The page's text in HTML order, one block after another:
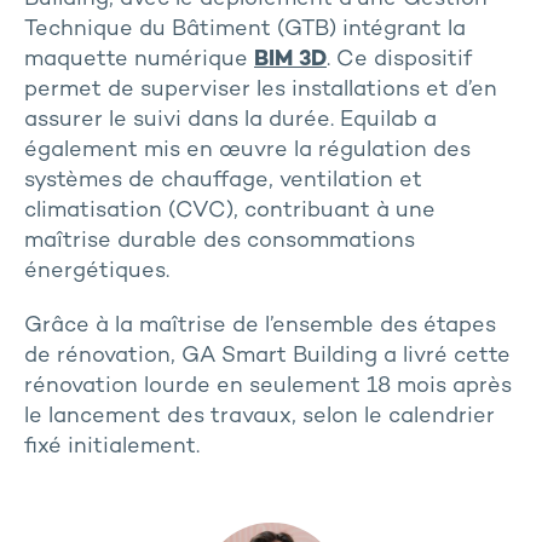
Technique du Bâtiment (GTB) intégrant la
maquette numérique BIM 3D. Ce dispositif
permet de superviser les installations et d’en
assurer le suivi dans la durée. Equilab a
également mis en œuvre la régulation des
systèmes de chauffage, ventilation et
climatisation (CVC), contribuant à une
maîtrise durable des consommations
énergétiques.
Grâce à la maîtrise de l’ensemble des étapes
de rénovation, GA Smart Building a livré cette
rénovation lourde en seulement 18 mois après
le lancement des travaux, selon le calendrier
fixé initialement.